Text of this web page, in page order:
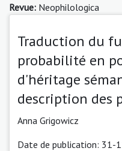
Revue: Neophilologica
Traduction du
probabilité en
d'héritage
description des
Anna Grigowicz
Date de publication: 31-